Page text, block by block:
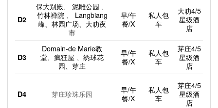
D2
保大别殿、 泥雕公园 、
竹林禅院 、 Langbiang
峰、林园广场、大叻夜
市
早/午
餐/X
私人包
车
大叻4/5
星级酒
店
D3
Domain-de Marie教
堂、疯狂屋 、绣球花
园、芽庄
早/午
餐/X
私人包
车
芽庄4/5
星级酒
店
D4 芽庄珍珠乐园
早/午
餐/X
私人包
车
芽庄4/5
星级酒
店